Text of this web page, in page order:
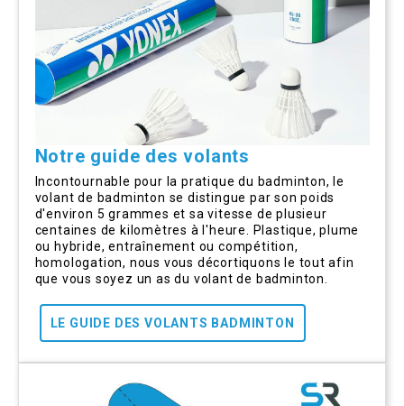
Notre guide des volants
Incontournable pour la pratique du badminton, le
volant de badminton se distingue par son poids
d'environ 5 grammes et sa vitesse de plusieur
centaines de kilomètres à l'heure. Plastique, plume
ou hybride, entraînement ou compétition,
homologation, nous vous décortiquons le tout afin
que vous soyez un as du volant de badminton.
LE GUIDE DES VOLANTS BADMINTON